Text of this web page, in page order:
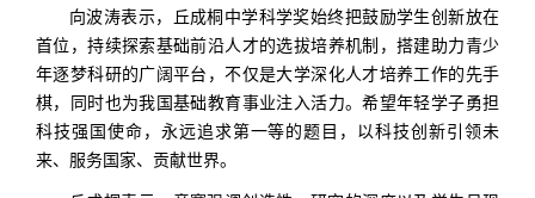
向波涛表示，丘成桐中学科学奖始终把鼓励学生创新放在
首位，持续探索基础前沿人才的选拔培养机制，搭建助力青少
年逐梦科研的广阔平台，不仅是大学深化人才培养工作的先手
棋，同时也为我国基础教育事业注入活力。希望年轻学子勇担
科技强国使命，永远追求第一等的题目，以科技创新引领未
来、服务国家、贡献世界。